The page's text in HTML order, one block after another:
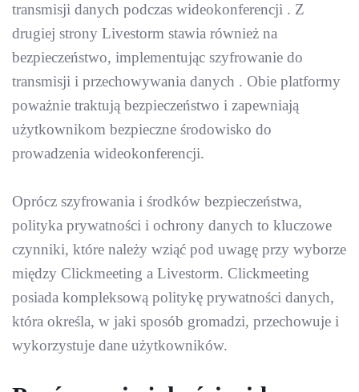
transmisji danych podczas wideokonferencji . Z
drugiej strony Livestorm stawia również na
bezpieczeństwo, implementując szyfrowanie do
transmisji i przechowywania danych . Obie platformy
poważnie traktują bezpieczeństwo i zapewniają
użytkownikom bezpieczne środowisko do
prowadzenia wideokonferencji.
Oprócz szyfrowania i środków bezpieczeństwa,
polityka prywatności i ochrony danych to kluczowe
czynniki, które należy wziąć pod uwagę przy wyborze
między Clickmeeting a Livestorm. Clickmeeting
posiada kompleksową politykę prywatności danych,
która określa, w jaki sposób gromadzi, przechowuje i
wykorzystuje dane użytkowników.